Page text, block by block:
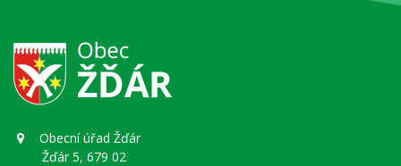
Obecní úřad Žďár
Žďár 5, 679 02